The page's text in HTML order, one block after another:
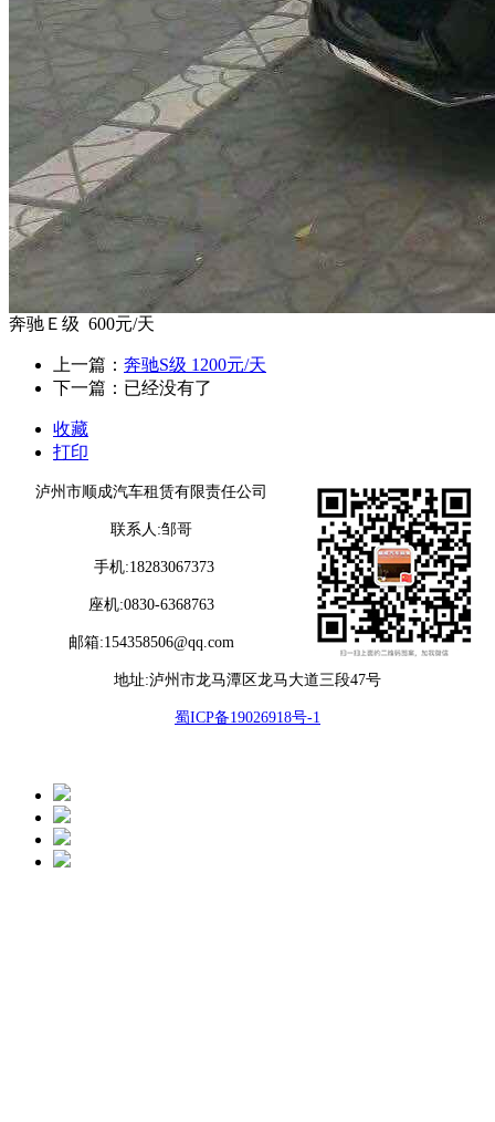
奔驰Ｅ级 600元/天
上一篇： 奔驰S级 1200元/天
下一篇：已经没有了
收藏
打印
泸州市顺成汽车租赁有限责任公司
联系人:邹哥
手机:18283067373
座机:0830-6368763
邮箱:154358506@qq.com
地址:泸州市龙马潭区龙马大道三段47号
蜀ICP备19026918号-1